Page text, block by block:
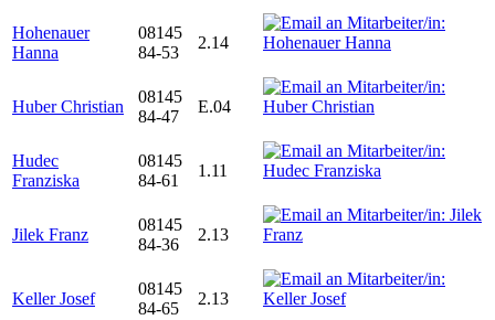
Hohenauer
Hanna
08145
84-53
2.14
Huber Christian
08145
84-47
E.04
Hudec
Franziska
08145
84-61
1.11
Jilek Franz
08145
84-36
2.13
Keller Josef
08145
84-65
2.13